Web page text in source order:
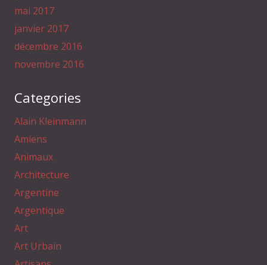
mai 2017
janvier 2017
décembre 2016
novembre 2016
Categories
Alain Kleinmann
Amiens
Animaux
Architecture
Argentine
Argentique
Art
Art Urbain